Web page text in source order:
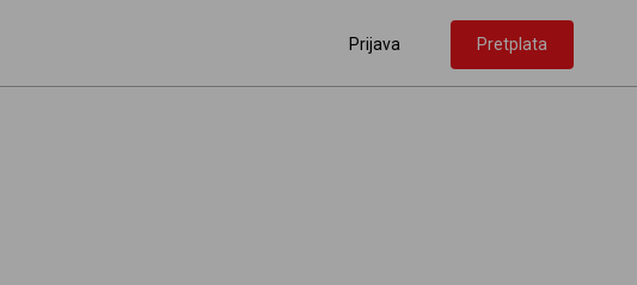
Prijava Pretplata